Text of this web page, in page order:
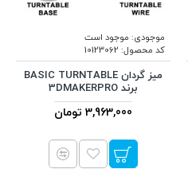
موجودی: موجود است
کد محصول: 10123062
میز گردان BASIC TURNTABLE
برند 3DMAKERPRO
3,963,000 تومان